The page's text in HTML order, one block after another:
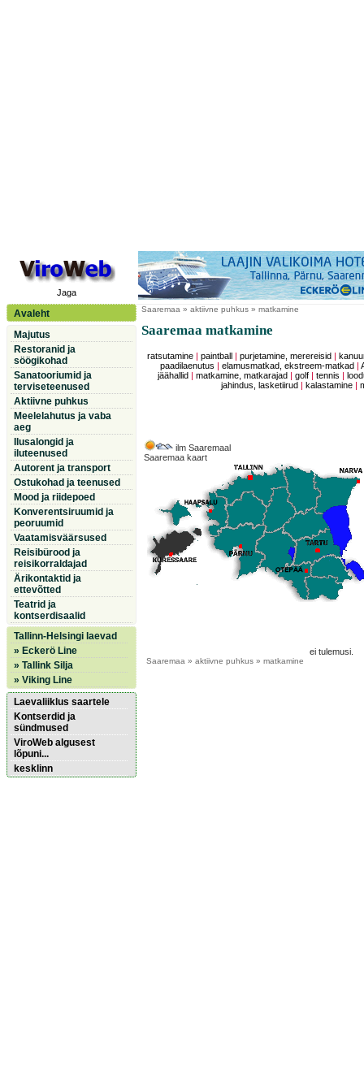
Jaga
Avaleht
Majutus
Restoranid ja
söögikohad
Sanatooriumid ja
terviseteenused
Aktiivne puhkus
Meelelahutus ja vaba
aeg
Ilusalongid ja
iluteenused
Autorent ja transport
Ostukohad ja teenused
Mood ja riidepoed
Konverentsiruumid ja
peoruumid
Vaatamisväärsused
Reisibürood ja
reisikorraldajad
Ärikontaktid ja
ettevõtted
Teatrid ja
kontserdisaalid
Tallinn-Helsingi laevad
» Eckerö Line
» Tallink Silja
» Viking Line
Laevaliiklus saartele
Kontserdid ja
sündmused
ViroWeb algusest
lõpuni...
kesklinn
Saaremaa » aktiivne puhkus » matkamine
Saaremaa matkamine
ratsutamine| paintball purjetamine, merereisid
paadilaenutus
|elamusmatkad, ekstreem-matkad |
jäähallid
matkamine, matkarajad golf| tennis
jahindus, lasketiirud
kalastamine |
ilm Saaremaal
Saaremaa kaart
ei tulemusi.
Saaremaa » aktiivne puhkus » matkamine